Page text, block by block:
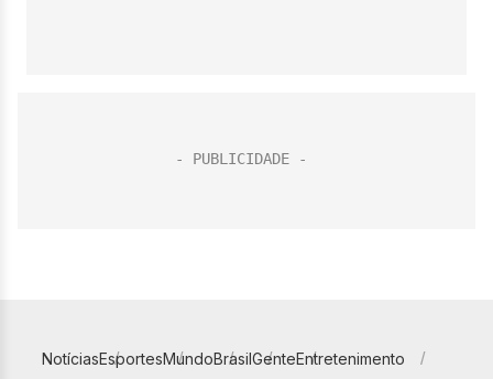
NotíciasEsportesMundoBrasilGenteEntretenimento